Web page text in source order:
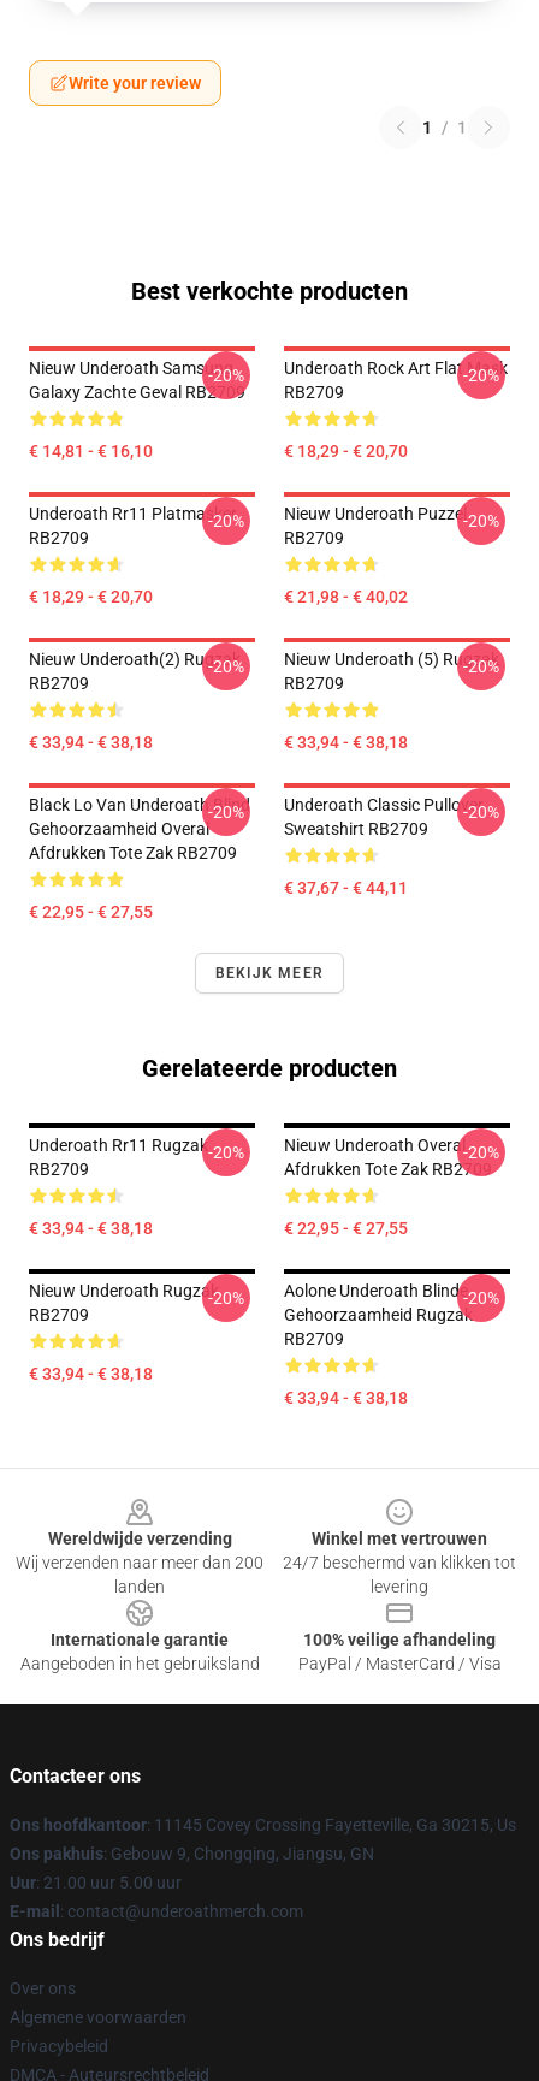
Write your review
1 / 1
Best verkochte producten
Nieuw Underoath Samsung
Galaxy Zachte Geval RB2709
€ 14,81 - € 16,10
-20%
Underoath Rock Art Flat Mask
RB2709
€ 18,29 - € 20,70
-20%
Underoath Rr11 Platmasker
RB2709
€ 18,29 - € 20,70
-20%
Nieuw Underoath Puzzel
RB2709
€ 21,98 - € 40,02
-20%
Nieuw Underoath(2) Rugzak
RB2709
€ 33,94 - € 38,18
-20%
Nieuw Underoath (5) Rugzak
RB2709
€ 33,94 - € 38,18
-20%
Black Lo Van Underoath Blind
Gehoorzaamheid Overal
Afdrukken Tote Zak RB2709
€ 22,95 - € 27,55
-20%
Underoath Classic Pullover
Sweatshirt RB2709
€ 37,67 - € 44,11
-20%
BEKIJK MEER
Gerelateerde producten
Underoath Rr11 Rugzak
RB2709
€ 33,94 - € 38,18
-20%
Nieuw Underoath Overal
Afdrukken Tote Zak RB2709
€ 22,95 - € 27,55
-20%
Nieuw Underoath Rugzak
RB2709
€ 33,94 - € 38,18
-20%
Aolone Underoath Blinde
Gehoorzaamheid Rugzak
RB2709
€ 33,94 - € 38,18
-20%
Wereldwijde verzending
Wij verzenden naar meer dan 200
landen
Winkel met vertrouwen
24/7 beschermd van klikken tot
levering
Internationale garantie
Aangeboden in het gebruiksland
100% veilige afhandeling
PayPal / MasterCard / Visa
Contacteer ons
Ons hoofdkantoor: 11145 Covey Crossing Fayetteville, Ga 30215, Us
Ons pakhuis: Gebouw 9, Chongqing, Jiangsu, GN
Uur: 21.00 uur 5.00 uur
E-mail : contact@underoathmerch.com
Ons bedrijf
Over ons
Algemene voorwaarden
Privacybeleid
DMCA - Auteursrechtbeleid